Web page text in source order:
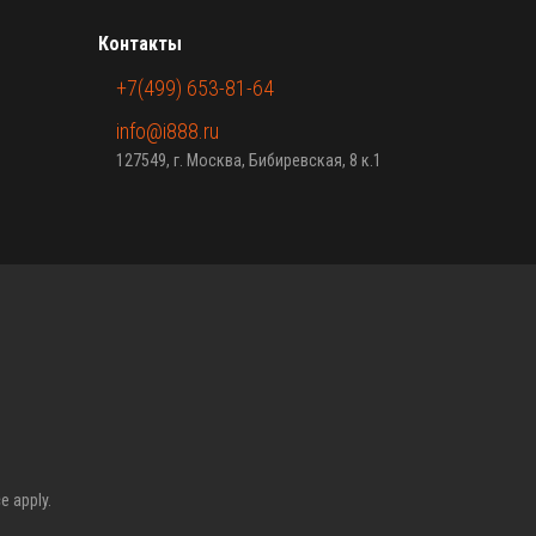
Контакты
+7(499) 653-81-64
info@i888.ru
127549, г. Москва, Бибиревская, 8 к.1
apply.